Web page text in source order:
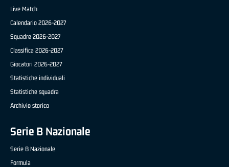
Live Match
Calendario 2026-2027
Squadre 2026-2027
Classifica 2026-2027
Giocatori 2026-2027
Statistiche individuali
Statistiche squadra
Archivio storico
Serie B Nazionale
Serie B Nazionale
Formula